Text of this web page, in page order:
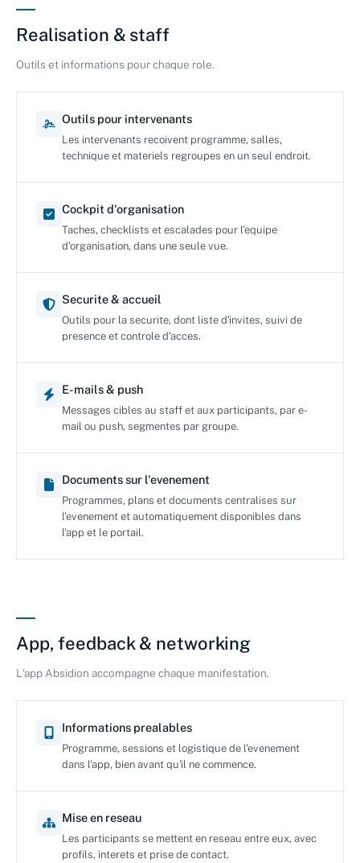
Realisation & staff
Outils et informations pour chaque role.
Outils pour intervenants
Les intervenants recoivent programme, salles,
technique et materiels regroupes en un seul endroit.
Cockpit d'organisation
Taches, checklists et escalades pour l'equipe
d'organisation, dans une seule vue.
Securite & accueil
Outils pour la securite, dont liste d'invites, suivi de
presence et controle d'acces.
E-mails & push
Messages cibles au staff et aux participants, par e-
mail ou push, segmentes par groupe.
Documents sur l'evenement
Programmes, plans et documents centralises sur
l'evenement et automatiquement disponibles dans
l'app et le portail.
App, feedback & networking
L'app Absidion accompagne chaque manifestation.
Informations prealables
Programme, sessions et logistique de l'evenement
dans l'app, bien avant qu'il ne commence.
Mise en reseau
Les participants se mettent en reseau entre eux, avec
profils, interets et prise de contact.